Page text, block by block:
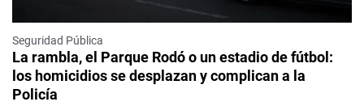
Seguridad Pública
La rambla, el Parque Rodó o un estadio de fútbol:
los homicidios se desplazan y complican a la
Policía